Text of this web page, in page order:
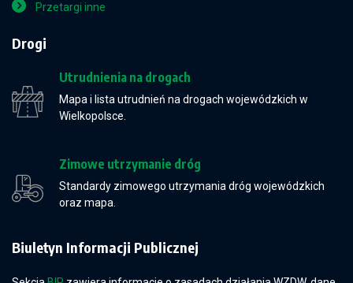
Przetargi inne
Drogi
Utrudnienia na drogach
Mapa i lista utrudnień na drogach wojewódzkich w
Wielkopolsce.
Zimowe utrzymanie dróg
Standardy zimowego utrzymania dróg wojewódzkich
oraz mapa.
Biuletyn Informacji Publicznej